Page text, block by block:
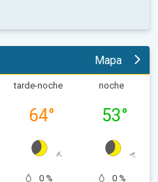
Mapa
tarde-noche
64°
0 %
noche
53°
0 %